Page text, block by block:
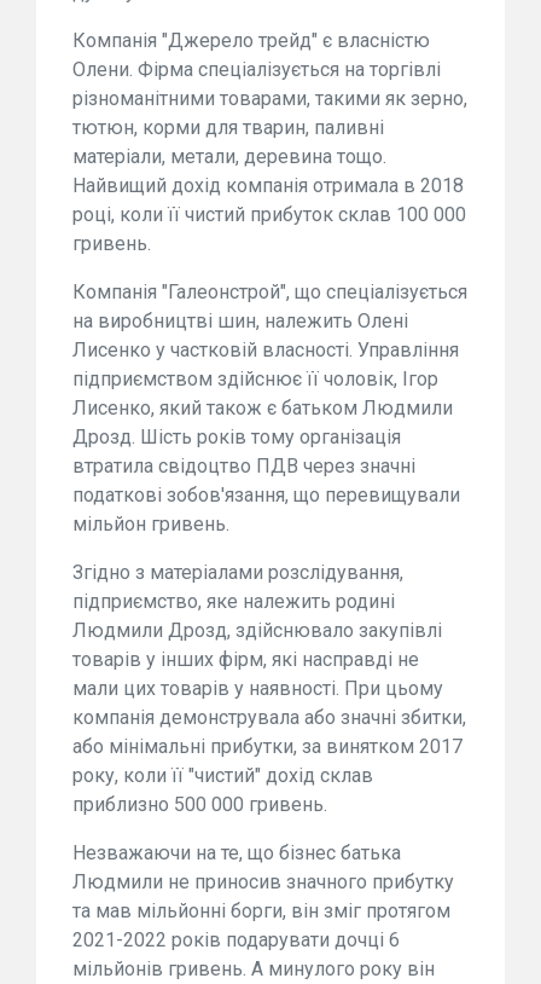
Компанія "Джерело трейд" є власністю
Олени. Фірма спеціалізується на торгівлі
різноманітними товарами, такими як зерно,
тютюн, корми для тварин, паливні
матеріали, метали, деревина тощо.
Найвищий дохід компанія отримала в 2018
році, коли її чистий прибуток склав 100 000
гривень.
Компанія "Галеонстрой", що спеціалізується
на виробництві шин, належить Олені
Лисенко у частковій власності. Управління
підприємством здійснює її чоловік, Ігор
Лисенко, який також є батьком Людмили
Дрозд. Шість років тому організація
втратила свідоцтво ПДВ через значні
податкові зобов'язання, що перевищували
мільйон гривень.
Згідно з матеріалами розслідування,
підприємство, яке належить родині
Людмили Дрозд, здійснювало закупівлі
товарів у інших фірм, які насправді не
мали цих товарів у наявності. При цьому
компанія демонструвала або значні збитки,
або мінімальні прибутки, за винятком 2017
року, коли її "чистий" дохід склав
приблизно 500 000 гривень.
Незважаючи на те, що бізнес батька
Людмили не приносив значного прибутку
та мав мільйонні борги, він зміг протягом
2021-2022 років подарувати дочці 6
мільйонів гривень. А минулого року він